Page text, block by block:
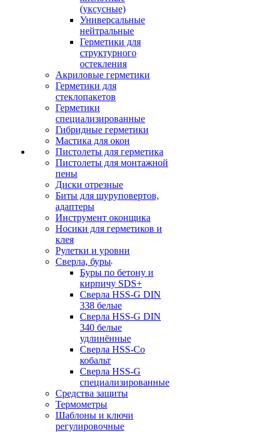
(уксусные)
Универсальные
нейтральные
Герметики для
структурного
остекления
Акриловые герметики
Герметики для
стеклопакетов
Герметики
специализированные
Гибридные герметики
Мастика для окон
Пистолеты для герметика
Пистолеты для монтажной
пены
Диски отрезные
Биты для шуруповертов,
адаптеры
Инструмент оконщика
Носики для герметиков и
клея
Рулетки и уровни
Сверла, буры
Буры по бетону и
кирпичу SDS+
Сверла HSS-G DIN
338 белые
Сверла HSS-G DIN
340 белые
удлинённые
Сверла HSS-Co
кобальт
Сверла HSS-G
специализированные
Средства защиты
Термометры
Шаблоны и ключи
регулировочные